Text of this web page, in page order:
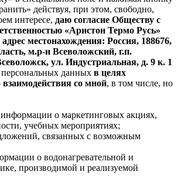
действуя, при этом, свободно,
интересе, даю согласие Обществу с
«Аристон Термо Русь»
местонахождения: Россия, 188676,
м.р-н Всеволожский, г.п.
ул. Индустриальная, д. 9 к. 1
данных в целях
со мной, в том числе, но
о маркетинговых акциях,
учебных мероприятиях;
связанных с возможным
о водонагревательной и
производимой и реализуемой